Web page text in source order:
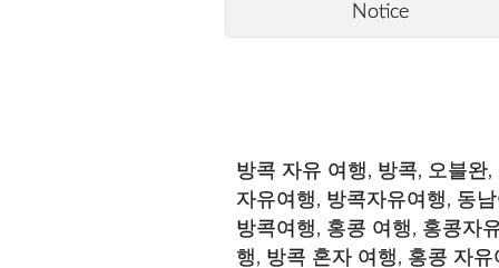
Notice
방콕 자유 여행, 방콕, 오블완,
자유여행, 방콕자유여행, 동
방콕여행, 홍콩 여행, 홍콩자
행, 방콕 혼자 여행, 홍콩 자유